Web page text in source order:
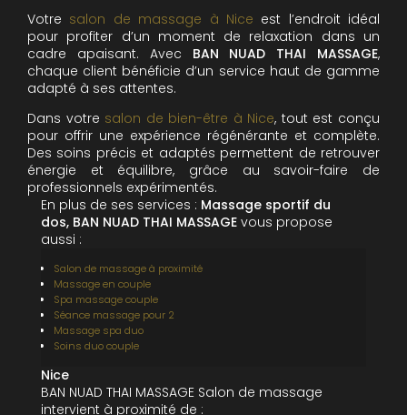
Votre salon de massage à Nice est l’endroit idéal
pour profiter d’un moment de relaxation dans un
cadre apaisant. Avec BAN NUAD THAI MASSAGE,
chaque client bénéficie d’un service haut de gamme
adapté à ses attentes.
Dans votre salon de bien-être à Nice, tout est conçu
pour offrir une expérience régénérante et complète.
Des soins précis et adaptés permettent de retrouver
énergie et équilibre, grâce au savoir-faire de
professionnels expérimentés.
En plus de ses services : Massage sportif du
dos, BAN NUAD THAI MASSAGE vous propose
aussi :
Salon de massage à proximité
Massage en couple
Spa massage couple
Séance massage pour 2
Massage spa duo
Soins duo couple
Nice
BAN NUAD THAI MASSAGE Salon de massage
intervient à proximité de :